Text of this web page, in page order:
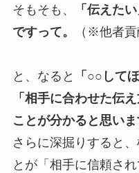
そもそも、
「伝えた
ですって。
（※他者
と、なると
「○○して
「相手に合わせた伝
ことが分かると思いま
さらに深掘りすると
とが「相手に信頼さ